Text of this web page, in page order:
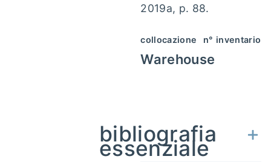
2019a, p. 88.
collocazione
Warehouse
n° inventario
bibliografia
essenziale